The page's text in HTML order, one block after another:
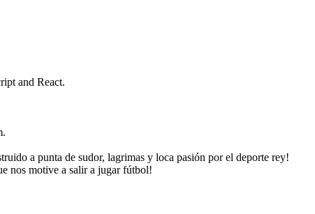
and React.
a punta de sudor, lagrimas y loca pasión por el deporte rey!
nos motive a salir a jugar fútbol!